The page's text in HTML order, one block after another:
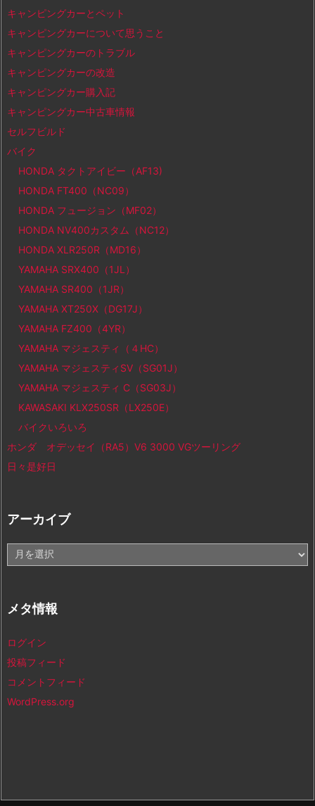
キャンピングカーとペット
キャンピングカーについて思うこと
キャンピングカーのトラブル
キャンピングカーの改造
キャンピングカー購入記
キャンピングカー中古車情報
セルフビルド
バイク
HONDA タクトアイビー（AF13)
HONDA FT400（NC09）
HONDA フュージョン（MF02）
HONDA NV400カスタム（NC12）
HONDA XLR250R（MD16）
YAMAHA SRX400（1JL）
YAMAHA SR400（1JR）
YAMAHA XT250X（DG17J）
YAMAHA FZ400（4YR）
YAMAHA マジェスティ（４HC）
YAMAHA マジェスティSV（SG01J）
YAMAHA マジェスティ C（SG03J）
KAWASAKI KLX250SR（LX250E）
バイクいろいろ
ホンダ オデッセイ（RA5）V6 3000 VGツーリング
日々是好日
アーカイブ
ー
ブ
メタ情報
ログイン
投稿フィード
コメントフィード
WordPress.org